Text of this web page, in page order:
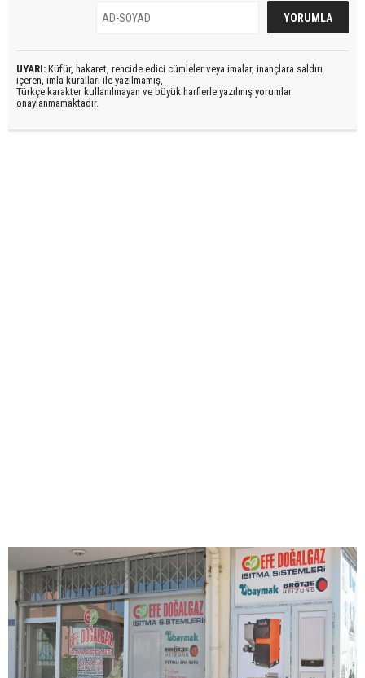
UYARI: Küfür, hakaret, rencide edici cümleler veya imalar, inançlara saldırı
içeren, imla kuralları ile yazılmamış,
Türkçe karakter kullanılmayan ve büyük harflerle yazılmış yorumlar
onaylanmamaktadır.